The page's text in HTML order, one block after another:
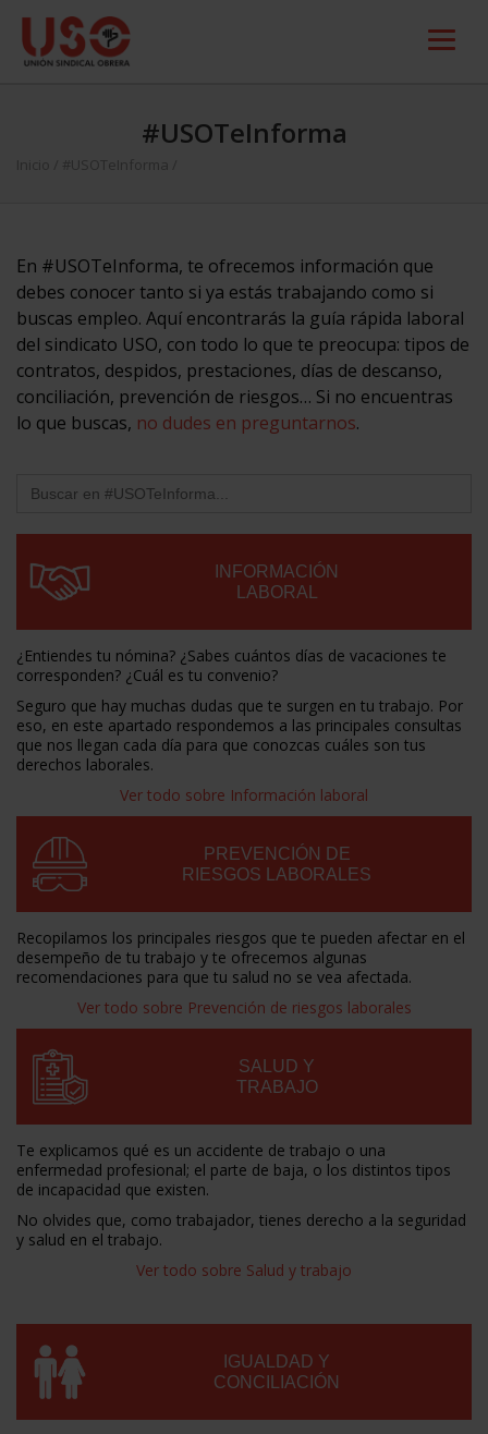
#USOTeInforma
Inicio #USOTeInforma
En #USOTeInforma, te ofrecemos información que
debes conocer tanto si ya estás trabajando como si
buscas empleo. Aquí encontrarás la guía rápida laboral
del sindicato USO, con todo lo que te preocupa: tipos de
contratos, despidos, prestaciones, días de descanso,
conciliación, prevención de riesgos… Si no encuentras
lo que buscas, no dudes en preguntarnos.
for:
INFORMACIÓN
LABORAL
¿Entiendes tu nómina? ¿Sabes cuántos días de vacaciones te
corresponden? ¿Cuál es tu convenio?
Seguro que hay muchas dudas que te surgen en tu trabajo. Por
eso, en este apartado respondemos a las principales consultas
que nos llegan cada día para que conozcas cuáles son tus
derechos laborales.
Ver todo sobre Información laboral
PREVENCIÓN DE
RIESGOS LABORALES
Recopilamos los principales riesgos que te pueden afectar en el
desempeño de tu trabajo y te ofrecemos algunas
recomendaciones para que tu salud no se vea afectada.
Ver todo sobre Prevención de riesgos laborales
SALUD Y
TRABAJO
Te explicamos qué es un accidente de trabajo o una
enfermedad profesional; el parte de baja, o los distintos tipos
de incapacidad que existen.
No olvides que, como trabajador, tienes derecho a la seguridad
y salud en el trabajo.
Ver todo sobre Salud y trabajo
IGUALDAD Y
CONCILIACIÓN